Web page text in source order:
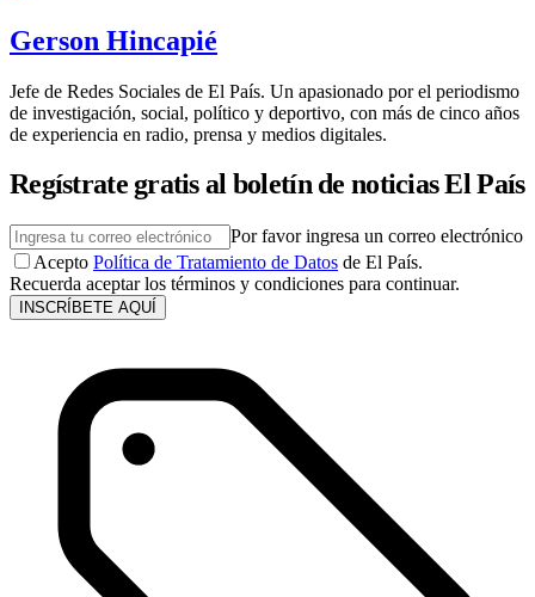
Gerson Hincapié
Jefe de Redes Sociales de El País. Un apasionado por el periodismo
de investigación, social, político y deportivo, con más de cinco años
de experiencia en radio, prensa y medios digitales.
Regístrate gratis al boletín de noticias El País
Por favor ingresa un correo electrónico
Acepto Política de Tratamiento de Datos de El País.
Recuerda aceptar los términos y condiciones para continuar.
INSCRÍBETE AQUÍ